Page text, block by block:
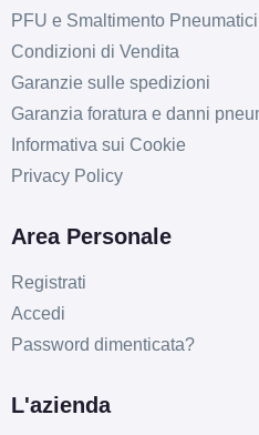
PFU e Smaltimento Pneumatici
Condizioni di Vendita
Garanzie sulle spedizioni
Garanzia foratura e danni
Informativa sui Cookie
Privacy Policy
Area Personale
Registrati
Accedi
Password dimenticata?
L'azienda